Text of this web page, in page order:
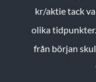
kr/aktie tack
olika
från början